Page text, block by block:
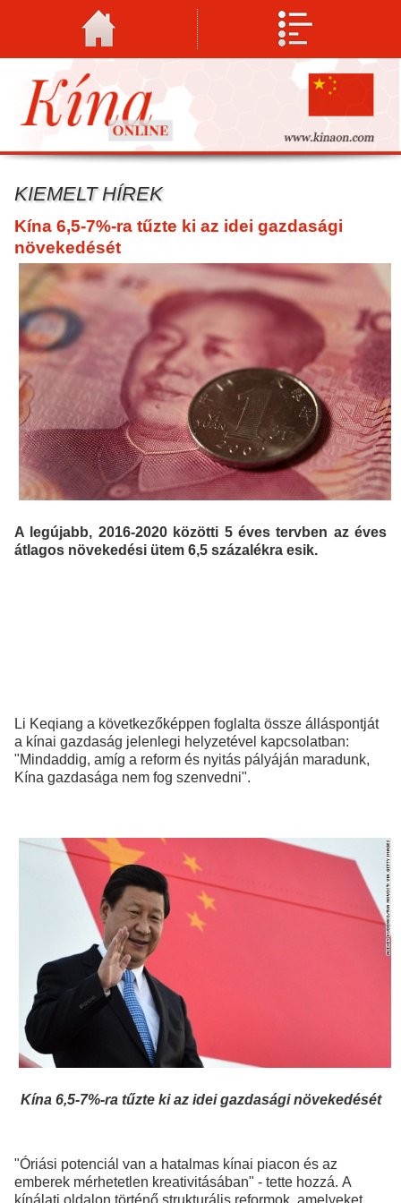
KIEMELT HÍREK
Kína 6,5-7%-ra tűzte ki az idei gazdasági
növekedését
A legújabb, 2016-2020 közötti 5 éves tervben az éves
átlagos növekedési ütem 6,5 százalékra esik.
Li Keqiang a következőképpen foglalta össze álláspontját
a kínai gazdaság jelenlegi helyzetével kapcsolatban:
"Mindaddig, amíg a reform és nyitás pályáján maradunk,
Kína gazdasága nem fog szenvedni".
Kína 6,5-7%-ra tűzte ki az idei gazdasági növekedését
"Óriási potenciál van a hatalmas kínai piacon és az
emberek mérhetetlen kreativitásában" - tette hozzá. A